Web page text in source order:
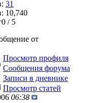
31
10,740
/ 5
от
Просмотр профиля
Сообщения форума
Записи в дневнике
Просмотр статей
06:38